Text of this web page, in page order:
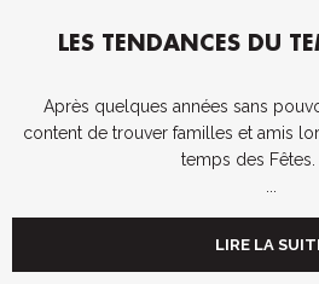
LES TENDANCES DU
Après quelques années sans
content de trouver familles et amis
temps des Fêtes.
...
LIRE LA